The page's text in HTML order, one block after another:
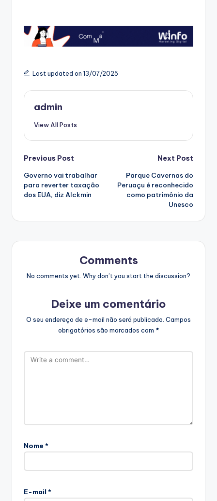
Last updated on 13/07/2025
admin
View All Posts
Post
navigation
Previous Post
Governo vai trabalhar
para reverter taxação
dos EUA, diz Alckmin
Next Post
Parque Cavernas do
Peruaçu é reconhecido
como patrimônio da
Unesco
Comments
No comments yet. Why don’t you start the discussion?
Deixe um comentário
O seu endereço de e-mail não será publicado. Campos
obrigatórios são marcados com *
Nome *
E-mail *